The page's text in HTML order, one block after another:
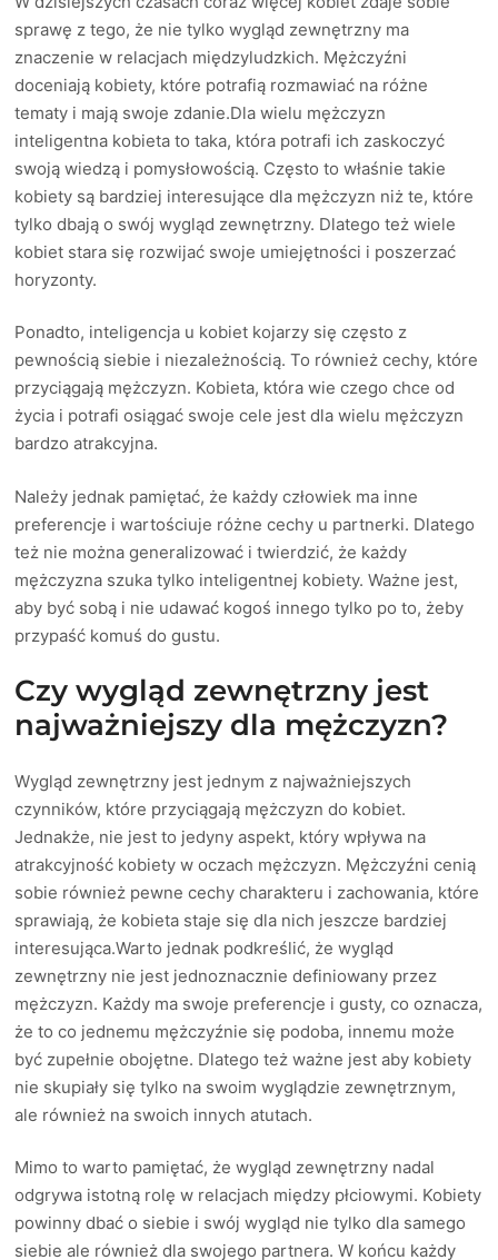
sprawę z tego, że nie tylko wygląd zewnętrzny ma
znaczenie w relacjach międzyludzkich. Mężczyźni
doceniają kobiety, które potrafią rozmawiać na różne
tematy i mają swoje zdanie.Dla wielu mężczyzn
inteligentna kobieta to taka, która potrafi ich zaskoczyć
swoją wiedzą i pomysłowością. Często to właśnie takie
kobiety są bardziej interesujące dla mężczyzn niż te, które
tylko dbają o swój wygląd zewnętrzny. Dlatego też wiele
kobiet stara się rozwijać swoje umiejętności i poszerzać
horyzonty.
Ponadto, inteligencja u kobiet kojarzy się często z
pewnością siebie i niezależnością. To również cechy, które
przyciągają mężczyzn. Kobieta, która wie czego chce od
życia i potrafi osiągać swoje cele jest dla wielu mężczyzn
bardzo atrakcyjna.
Należy jednak pamiętać, że każdy człowiek ma inne
preferencje i wartościuje różne cechy u partnerki. Dlatego
też nie można generalizować i twierdzić, że każdy
mężczyzna szuka tylko inteligentnej kobiety. Ważne jest,
aby być sobą i nie udawać kogoś innego tylko po to, żeby
przypaść komuś do gustu.
Czy wygląd zewnętrzny jest
najważniejszy dla mężczyzn?
Wygląd zewnętrzny jest jednym z najważniejszych
czynników, które przyciągają mężczyzn do kobiet.
Jednakże, nie jest to jedyny aspekt, który wpływa na
atrakcyjność kobiety w oczach mężczyzn. Mężczyźni cenią
sobie również pewne cechy charakteru i zachowania, które
sprawiają, że kobieta staje się dla nich jeszcze bardziej
interesująca.Warto jednak podkreślić, że wygląd
zewnętrzny nie jest jednoznacznie definiowany przez
mężczyzn. Każdy ma swoje preferencje i gusty, co oznacza,
że to co jednemu mężczyźnie się podoba, innemu może
być zupełnie obojętne. Dlatego też ważne jest aby kobiety
nie skupiały się tylko na swoim wyglądzie zewnętrznym,
ale również na swoich innych atutach.
Mimo to warto pamiętać, że wygląd zewnętrzny nadal
odgrywa istotną rolę w relacjach między płciowymi. Kobiety
powinny dbać o siebie i swój wygląd nie tylko dla samego
siebie ale również dla swojego partnera. W końcu każdy